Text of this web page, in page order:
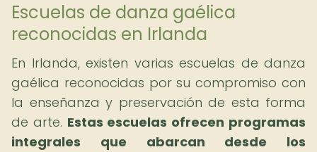
Escuelas de danza gaélica
reconocidas en Irlanda
En Irlanda, existen varias escuelas de danza
gaélica reconocidas por su compromiso con
la enseñanza y preservación de esta forma
de arte. Estas escuelas ofrecen programas
integrales que abarcan desde los